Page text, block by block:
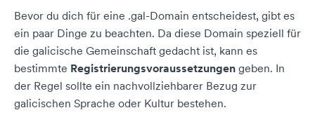
Bevor du dich für eine .gal-Domain entscheidest, gibt es
ein paar Dinge zu beachten. Da diese Domain speziell für
die galicische Gemeinschaft gedacht ist, kann es
bestimmte Registrierungsvoraussetzungen geben. In
der Regel sollte ein nachvollziehbarer Bezug zur
galicischen Sprache oder Kultur bestehen.